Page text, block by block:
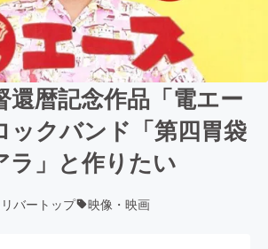
還暦記念作品「電エー
ックバンド「第四胃袋
ラ」と作りたい
リバートップ 映像・映画